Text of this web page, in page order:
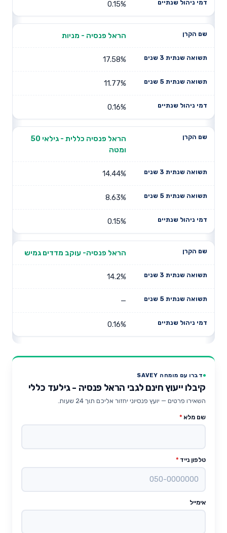
0.15%
הראל פנסיה - מניות
17.58%
11.77%
0.16%
הראל פנסיה כללית - גילאי 50
ומטה
14.44%
8.63%
0.15%
הראל פנסיה- עוקב מדדים גמיש
14.2%
—
0.16%
דברו עם מומחה SAVEY
קיבלו ייעוץ חינם לגבי הראל פנסיה - גילעד כללי
השאירו פרטים — יועץ פנסיוני יחזור אליכם תוך 24 שעות.
שם מלא *
טלפון נייד *
אימייל